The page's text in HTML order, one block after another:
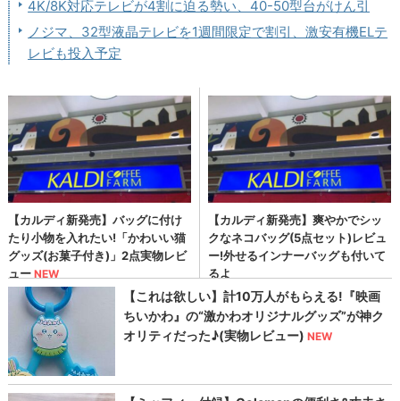
4K/8K対応テレビが4割に迫る勢い、40-50型台がけん引
ノジマ、32型液晶テレビを1週間限定で割引、激安有機ELテ
レビも投入予定